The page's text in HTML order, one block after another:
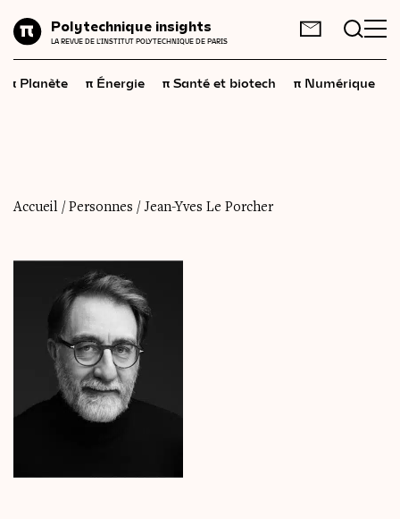
Polytechnique insights
LA REVUE DE L'INSTITUT POLYTECHNIQUE DE PARIS
Énergie
Santé
et biotech
Économie
Science et technologies
Société
Géopolitique
Neurosciences
Vidéos & Podcast
FR EN
π Planète π Énergie π Santé et biotech π Numérique
Accueil / Personnes / Jean-Yves Le Porcher